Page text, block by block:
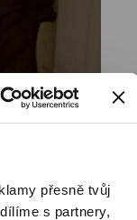
přesně tvůj
s partnery,